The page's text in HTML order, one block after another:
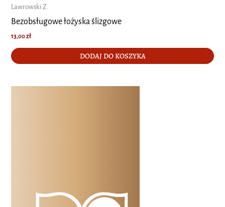
Lawrowski Z.
Bezobsługowe łożyska ślizgowe
13,00zł
DODAJ DO KOSZYKA